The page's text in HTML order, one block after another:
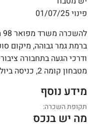
פינוי 01/07/25
להשכרה משרד מפואר 98 מ"ר בפארק תמר נס ציונה
ברמת גמר גבוהה, מיקום
מטבחון קומה 2, כניסה ביולי 2025
מידע נוסף
תקופת השכרה:
מה יש בנכס